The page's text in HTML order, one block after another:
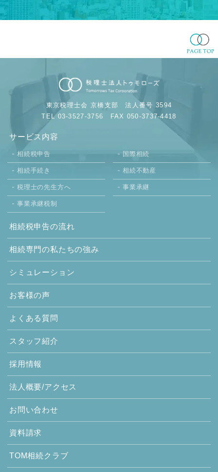
東京税理士会 京橋支部法人番号 3594
TEL 03-3527-3756 FAX 050-3737-4418
サービス内容
相続税申告 国際相続
相続手続き 相続不動産
税理士の先生方へ 事業承継
事業承継税制
相続税申告の流れ
相続専門の私たちの強み
シミュレーション
お客様の声
よくある質問
スタッフ紹介
採用情報
法人概要/アクセス
お問い合わせ
資料請求
TOM相続クラブ